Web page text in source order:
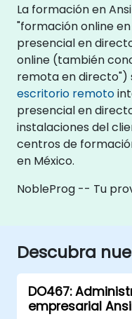
La formación en
"formación online
presencial en
online (también
remota en directo")
escritorio remoto
presencial en
instalaciones del
centros de
en México.
NobleProg -- Tu
Descubra
DO467:
empresarial